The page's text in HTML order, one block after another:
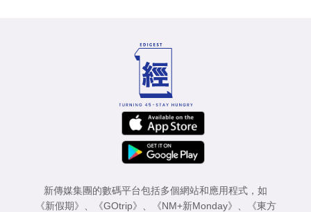
新傳媒集團的數碼平台包括多個網站和應用程式，如
《新假期》
《GOtrip》 《NM+新Monday》
《東方